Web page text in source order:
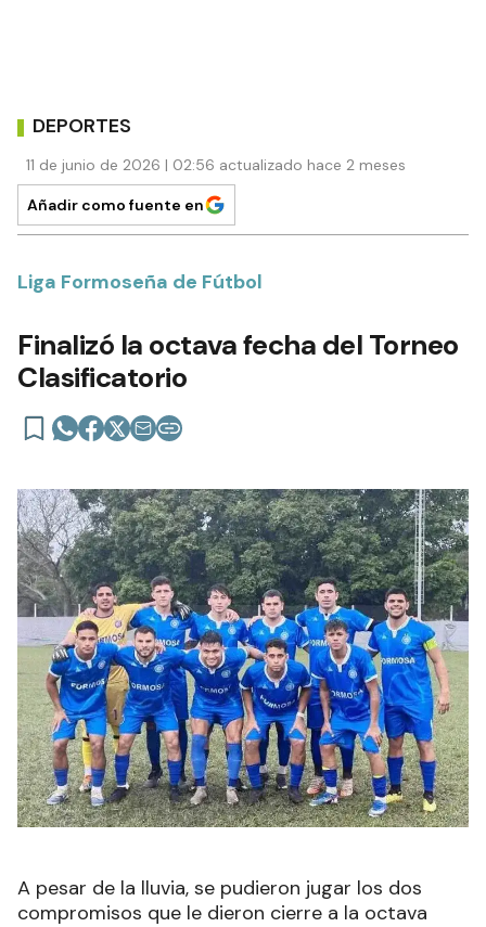
DEPORTES
11 de junio de 2026 | 02:56 actualizado hace 2 meses
Añadir como fuente en
Liga Formoseña de Fútbol
Finalizó la octava fecha del Torneo
Clasificatorio
A pesar de la lluvia, se pudieron jugar los dos
compromisos que le dieron cierre a la octava